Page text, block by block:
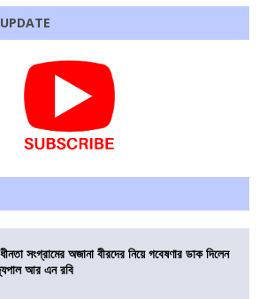
সংগ্রামের অজানা বীরদের নিয়ে গবেষণার ডাক দিলেন
আর এন রবি